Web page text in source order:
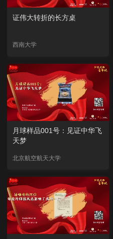
证伟大转折的长方桌
西南大学
月球样品001号：见证中华飞
天梦
北京航空航天大学